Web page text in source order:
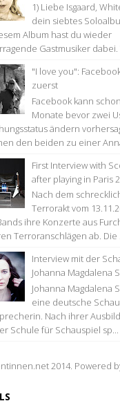
1) Liebe Isgaard,
dein siebtes
Album hast du wieder
Gastmusiker dabei.
"I love you":
zuerst
Facebook kann
Monate bevor zwei
ändern
den beiden zu einer
First Interview with
after playing in Paris
Nach dem
Terrorakt vom
ihre Konzerte aus
Terroranschlägen ab. Die
Interview mit der
Johanna Magdalena
Johanna Magdalena
eine deutsche
Nach ihrer
Schule für Schauspiel sp...
2014. Powered